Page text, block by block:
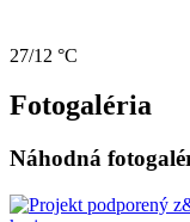
27/12 °C
Fotogaléria
Náhodná